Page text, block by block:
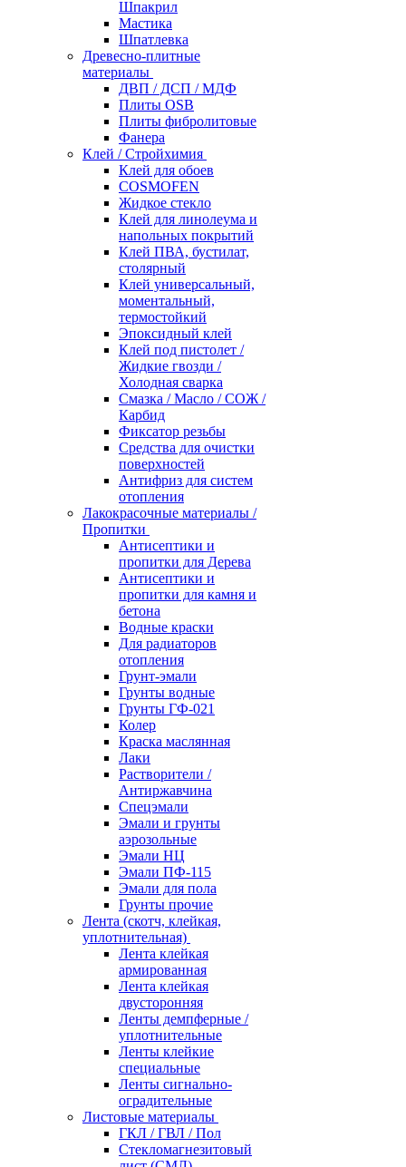
Шпакрил
Мастика
Шпатлевка
Древесно-плитные
материалы
ДВП / ДСП / МДФ
Плиты OSB
Плиты фибролитовые
Фанера
Клей / Стройхимия
Клей для обоев
COSMOFEN
Жидкое стекло
Клей для линолеума и
напольных покрытий
Клей ПВА, бустилат,
столярный
Клей универсальный,
моментальный,
термостойкий
Эпоксидный клей
Клей под пистолет /
Жидкие гвозди /
Холодная сварка
Смазка / Масло / СОЖ /
Карбид
Фиксатор резьбы
Средства для очистки
поверхностей
Антифриз для систем
отопления
Лакокрасочные материалы /
Пропитки
Антисептики и
пропитки для Дерева
Антисептики и
пропитки для камня и
бетона
Водные краски
Для радиаторов
отопления
Грунт-эмали
Грунты водные
Грунты ГФ-021
Колер
Краска маслянная
Лаки
Растворители /
Антиржавчина
Спецэмали
Эмали и грунты
аэрозольные
Эмали НЦ
Эмали ПФ-115
Эмали для пола
Грунты прочие
Лента (скотч, клейкая,
уплотнительная)
Лента клейкая
армированная
Лента клейкая
двусторонняя
Ленты демпферные /
уплотнительные
Ленты клейкие
специальные
Ленты сигнально-
оградительные
Листовые материалы
ГКЛ / ГВЛ / Пол
Стекломагнезитовый